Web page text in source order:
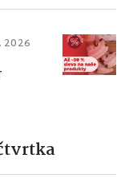
2026